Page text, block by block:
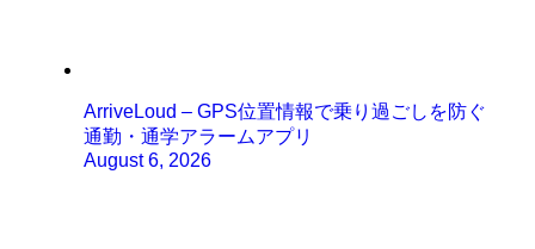
ArriveLoud – GPS位置情報で乗り過ごしを防ぐ
通勤・通学アラームアプリ
August 6, 2026